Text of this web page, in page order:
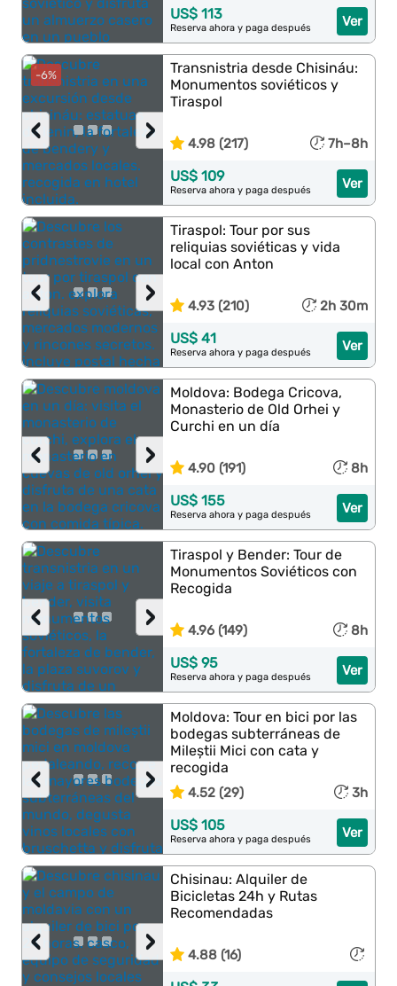
Ver
US$ 113
Reserva ahora y paga después
-6%
›
‹
Transnistria desde Chisináu:
Monumentos soviéticos y
Tiraspol
4.98 (217) 7h–8h
Ver
US$ 109
Reserva ahora y paga después
›
‹
Tiraspol: Tour por sus
reliquias soviéticas y vida
local con Anton
4.93 (210) 2h 30m
Ver
US$ 41
Reserva ahora y paga después
›
‹
Moldova: Bodega Cricova,
Monasterio de Old Orhei y
Curchi en un día
4.90 (191) 8h
Ver
US$ 155
Reserva ahora y paga después
›
‹
Tiraspol y Bender: Tour de
Monumentos Soviéticos con
Recogida
4.96 (149) 8h
Ver
US$ 95
Reserva ahora y paga después
›
‹
Moldova: Tour en bici por las
bodegas subterráneas de
Mileștii Mici con cata y
recogida
4.52 (29) 3h
Ver
US$ 105
Reserva ahora y paga después
›
‹
Chisinau: Alquiler de
Bicicletas 24h y Rutas
Recomendadas
4.88 (16)